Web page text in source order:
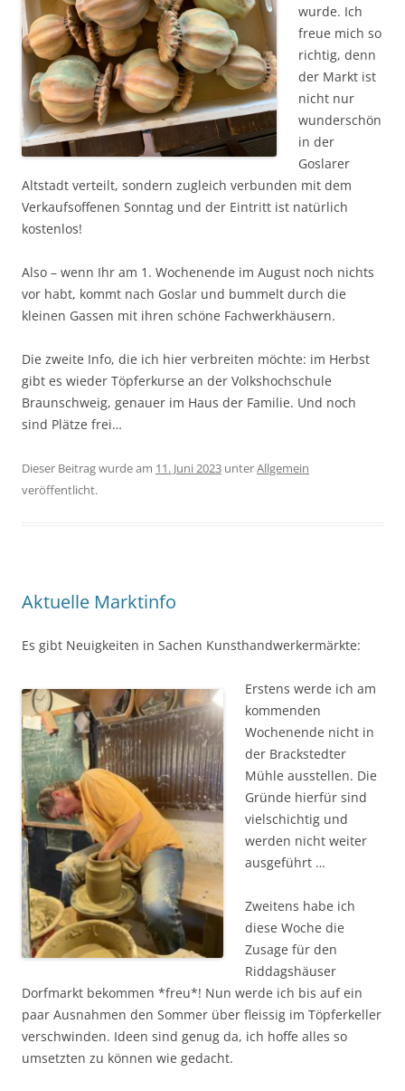
wurde. Ich
freue mich so
richtig, denn
der Markt ist
nicht nur
wunderschön
in der
Goslarer
Altstadt verteilt, sondern zugleich verbunden mit dem
Verkaufsoffenen Sonntag und der Eintritt ist natürlich
kostenlos!
Also – wenn Ihr am 1. Wochenende im August noch nichts
vor habt, kommt nach Goslar und bummelt durch die
kleinen Gassen mit ihren schöne Fachwerkhäusern.
Die zweite Info, die ich hier verbreiten möchte: im Herbst
gibt es wieder Töpferkurse an der Volkshochschule
Braunschweig, genauer im Haus der Familie. Und noch
sind Plätze frei…
Dieser Beitrag wurde am 11. Juni 2023 unterAllgemein
veröffentlicht.
Aktuelle Marktinfo
Es gibt Neuigkeiten in Sachen Kunsthandwerkermärkte:
Erstens werde ich am
kommenden
Wochenende nicht in
der Brackstedter
Mühle ausstellen. Die
Gründe hierfür sind
vielschichtig und
werden nicht weiter
ausgeführt …
Zweitens habe ich
diese Woche die
Zusage für den
Riddagshäuser
Dorfmarkt bekommen *freu*! Nun werde ich bis auf ein
paar Ausnahmen den Sommer über fleissig im Töpferkeller
verschwinden. Ideen sind genug da, ich hoffe alles so
umsetzten zu können wie gedacht.